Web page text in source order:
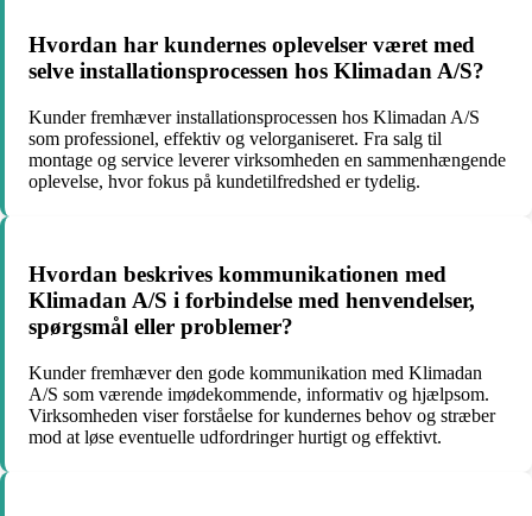
Hvordan har kundernes oplevelser været med
selve installationsprocessen hos Klimadan A/S?
Kunder fremhæver installationsprocessen hos Klimadan A/S
som professionel, effektiv og velorganiseret. Fra salg til
montage og service leverer virksomheden en sammenhængende
oplevelse, hvor fokus på kundetilfredshed er tydelig.
Hvordan beskrives kommunikationen med
Klimadan A/S i forbindelse med henvendelser,
spørgsmål eller problemer?
Kunder fremhæver den gode kommunikation med Klimadan
A/S som værende imødekommende, informativ og hjælpsom.
Virksomheden viser forståelse for kundernes behov og stræber
mod at løse eventuelle udfordringer hurtigt og effektivt.